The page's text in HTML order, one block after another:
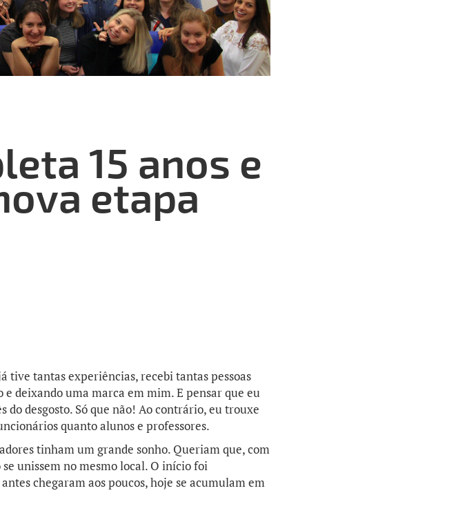
15 anos e
etapa
tive tantas experiências, recebi tantas pessoas
deixando uma marca em mim. E pensar que eu
desgosto. Só que não! Ao contrário, eu trouxe
quanto alunos e professores.
tinham um grande sonho. Queriam que, com
unissem no mesmo local. O início foi
chegaram aos poucos, hoje se acumulam em